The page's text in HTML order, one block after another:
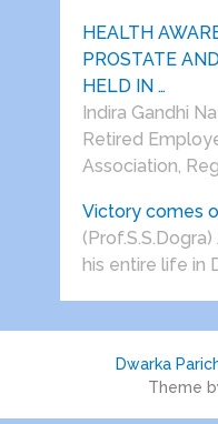
HEALTH
PROSTATE
HELD IN …
Indira Gandhi
Retired
Association,
Victory comes
his entire life in
Dwarka
Theme